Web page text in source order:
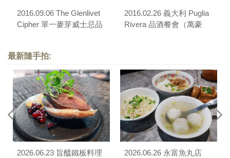
2016.09.06 The Glenlivet
Cipher 單一麥芽威士忌品
2016.02.26 義大利 Puglia
Rivera 品酒餐會（萬豪
最新隨手拍:
2026.06.23 旨醞鐵板料理
2026.06.26 永富魚丸店